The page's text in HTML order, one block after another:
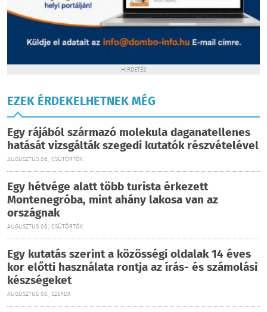
HIRDETÉS
EZEK ÉRDEKELHETNEK MÉG
Egy rájából származó molekula daganatellenes
hatását vizsgálták szegedi kutatók részvételével
AUGUSZTUS 06., CSÜTÖRTÖK
Egy hétvége alatt több turista érkezett
Montenegróba, mint ahány lakosa van az
országnak
AUGUSZTUS 06., CSÜTÖRTÖK
Egy kutatás szerint a közösségi oldalak 14 éves
kor előtti használata rontja az írás- és számolási
készségeket
AUGUSZTUS 05., SZERDA